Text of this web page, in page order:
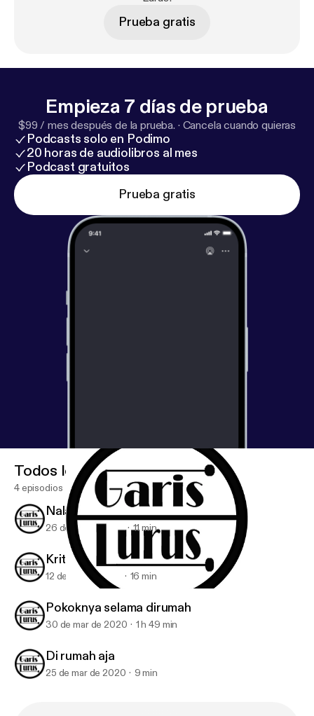
Prueba gratis
Empieza 7 días de prueba
$99 / mes después de la prueba. · Cancela cuando quieras
Podcasts solo en Podimo
20 horas de audiolibros al mes
Podcast gratuitos
Prueba gratis
Garis Lurus
Todos los episodios
4 episodios
Nalar Istana
26 de abr de 2020 11 min
Kritik
12 de abr de 2020 16 min
Pokoknya selama dirumah
30 de mar de 2020 1 h 49 min
Di rumah aja
25 de mar de 2020 9 min